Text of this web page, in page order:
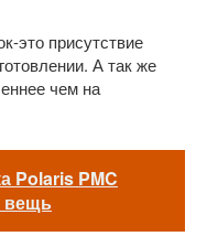
это присутствие
А так же
чем на
Polaris PMC
вещь